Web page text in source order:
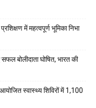
में महत्वपूर्ण भूमिका निभा
बोलीदाता घोषित, भारत की
स्वास्थ्य शिविरों में 1,100